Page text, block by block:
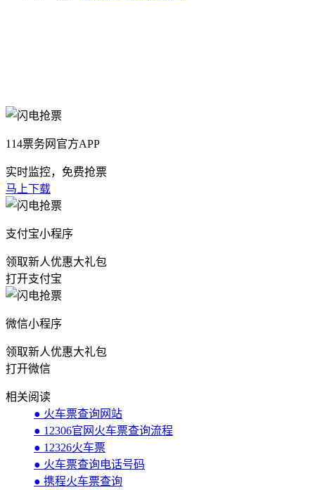
114票务网官方APP
实时监控，免费抢票
马上下载
支付宝小程序
领取新人优惠大礼包
打开支付宝
微信小程序
领取新人优惠大礼包
打开微信
相关阅读
● 火车票查询网站
● 12306官网火车票查询流程
● 12326火车票
● 火车票查询电话号码
● 携程火车票查询